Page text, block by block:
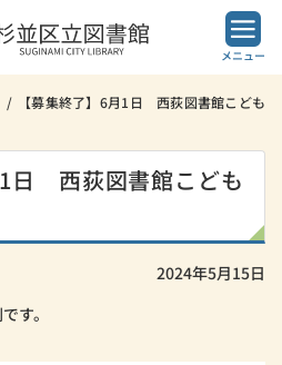
メニュー
【募集終了】6月1日 西荻図書館こども
1日 西荻図書館こども
2024年5月15日
す。